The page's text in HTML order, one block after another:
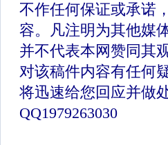
不作任何保证或承诺
容。凡注明为其他媒
并不代表本网赞同其
对该稿件内容有任何
将迅速给您回应并做
QQ1979263030